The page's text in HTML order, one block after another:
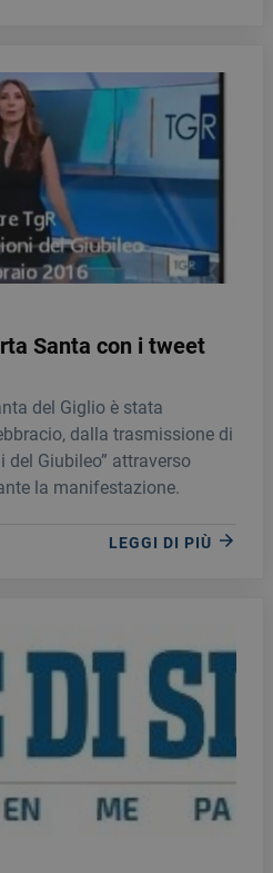
Santa con i tweet
del Giglio è stata
dalla trasmissione di
del Giubileo” attraverso
la manifestazione.
LEGGI DI PIÙ